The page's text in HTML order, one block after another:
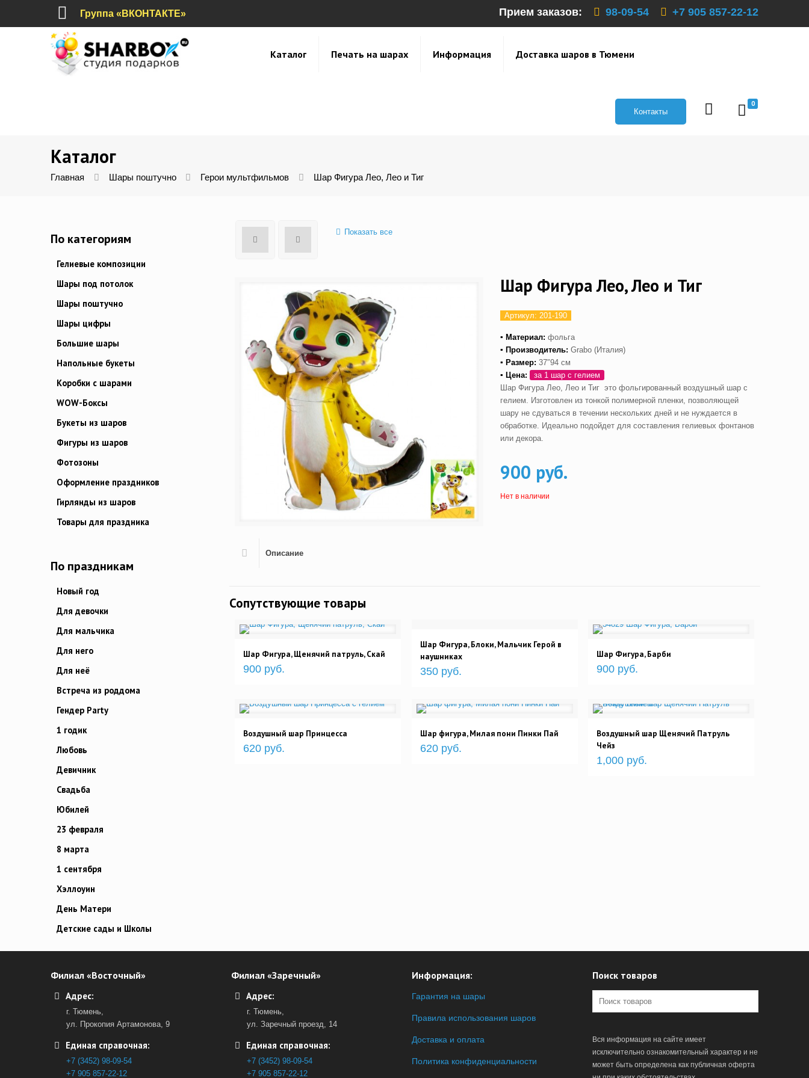
Прием заказов: 98-09-54 +7 905 857-22-12
Группа «ВКОНТАКТЕ»
Каталог Печать на шарах Информация Доставка шаров в Тюмени
0
Контакты
Каталог
Главная Шары поштучно Герои мультфильмов Шар Фигура Лео, Лео и Тиг
Показать все
Шар Фигура Лео, Лео и Тиг
Артикул: 201-190
▪ Материал: фольга
▪ Производитель: Grabo (Италия)
▪ Размер: 37″94 см
▪ Цена:
за 1 шар с гелием
Шар Фигура Лео, Лео и Тиг это фольгированный воздушный шар с
гелием. Изготовлен из тонкой полимерной пленки, позволяющей
шару не сдуваться в течении нескольких дней и не нуждается в
обработке. Идеально подойдет для составления гелиевых фонтанов
или декора.
900 руб.
Нет в наличии
Описание
Сопутствующие товары
Шар Фигура, Щенячий патруль, Скай
900 руб.
Шар Фигура, Блоки, Мальчик Герой в
наушниках
350 руб.
Шар Фигура, Барби
900 руб.
Воздушный шар Принцесса
620 руб.
Шар фигура, Милая пони Пинки Пай
620 руб.
Воздушный шар Щенячий Патруль
Чейз
1,000 руб.
По категориям
Гелиевые композиции
Шары под потолок
Шары поштучно
Шары цифры
Большие шары
Напольные букеты
Коробки с шарами
WOW-Боксы
Букеты из шаров
Фигуры из шаров
Фотозоны
Оформление праздников
Гирлянды из шаров
Товары для праздника
По праздникам
Новый год
Для девочки
Для мальчика
Для него
Для неё
Встреча из роддома
Гендер Party
1 годик
Любовь
Девичник
Свадьба
Юбилей
23 февраля
8 марта
1 сентября
Хэллоуин
День Матери
Детские сады и Школы
Филиал «Восточный»
Адрес:
г. Тюмень,
ул. Прокопия Артамонова, 9
Единая справочная:
+7 (3452) 98-09-54
+7 905 857-22-12
Филиал «Заречный»
Адрес:
г. Тюмень,
ул. Заречный проезд, 14
Единая справочная:
+7 (3452) 98-09-54
+7 905 857-22-12
Информация:
Гарантия на шары
Правила использования шаров
Доставка и оплата
Политика конфиденциальности
Поиск товаров
Вся информация на сайте имеет
исключительно ознакомительный характер и не
может быть определена как публичная оферта